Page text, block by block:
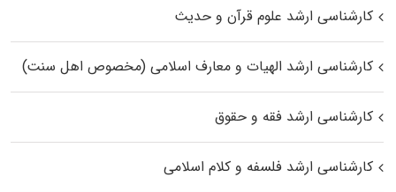
کارشناسی ارشد علوم قرآن و حدیث
کارشناسی ارشد الهیات و معارف اسلامی (مخصوص اهل سنت)
کارشناسی ارشد فقه و حقوق
کارشناسی ارشد فلسفه و کلام اسلامی